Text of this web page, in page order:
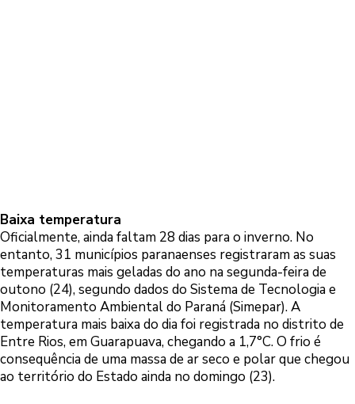
Baixa temperatura
Oficialmente, ainda faltam 28 dias para o inverno. No
entanto, 31 municípios paranaenses registraram as suas
temperaturas mais geladas do ano na segunda-feira de
outono (24), segundo dados do Sistema de Tecnologia e
Monitoramento Ambiental do Paraná (Simepar). A
temperatura mais baixa do dia foi registrada no distrito de
Entre Rios, em Guarapuava, chegando a 1,7°C. O frio é
consequência de uma massa de ar seco e polar que chegou
ao território do Estado ainda no domingo (23).